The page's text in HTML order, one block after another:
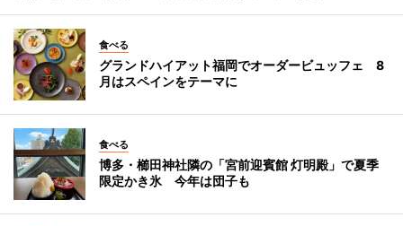
食べる
グランドハイアット福岡でオーダービュッフェ 8
月はスペインをテーマに
食べる
博多・櫛田神社隣の「宮前迎賓館 灯明殿」で夏季
限定かき氷 今年は団子も